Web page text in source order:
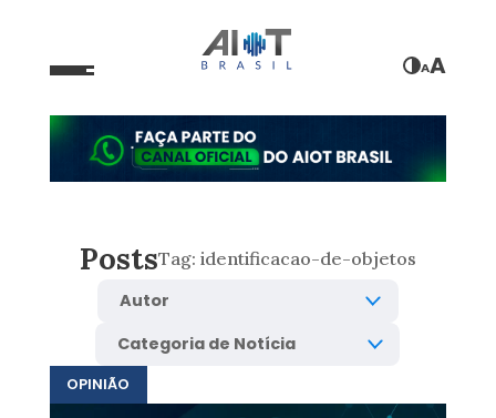
AA
PostsTag: identificacao-de-objetos
OPINIÃO